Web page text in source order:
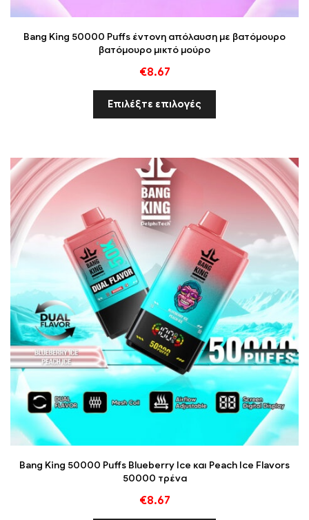
Bang King 50000 Puffs έντονη απόλαυση με βατόμουρο
βατόμουρο μικτό μούρο
€8.67
Επιλέξτε επιλογές
Bang King 50000 Puffs Blueberry Ice και Peach Ice Flavors
50000 τρένα
€8.67